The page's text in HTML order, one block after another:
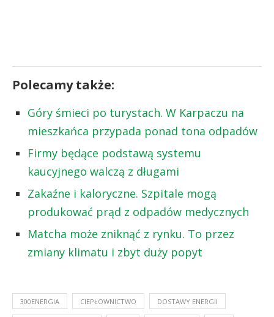
Polecamy także:
Góry śmieci po turystach. W Karpaczu na
mieszkańca przypada ponad tona odpadów
Firmy będące podstawą systemu
kaucyjnego walczą z długami
Zakaźne i kaloryczne. Szpitale mogą
produkować prąd z odpadów medycznych
Matcha może zniknąć z rynku. To przez
zmiany klimatu i zbyt duży popyt
300ENERGIA CIEPŁOWNICTWO DOSTAWY ENERGII